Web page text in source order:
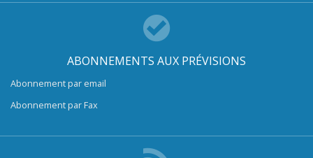
ABONNEMENTS AUX PRÉVISIONS
Abonnement par email
Abonnement par Fax